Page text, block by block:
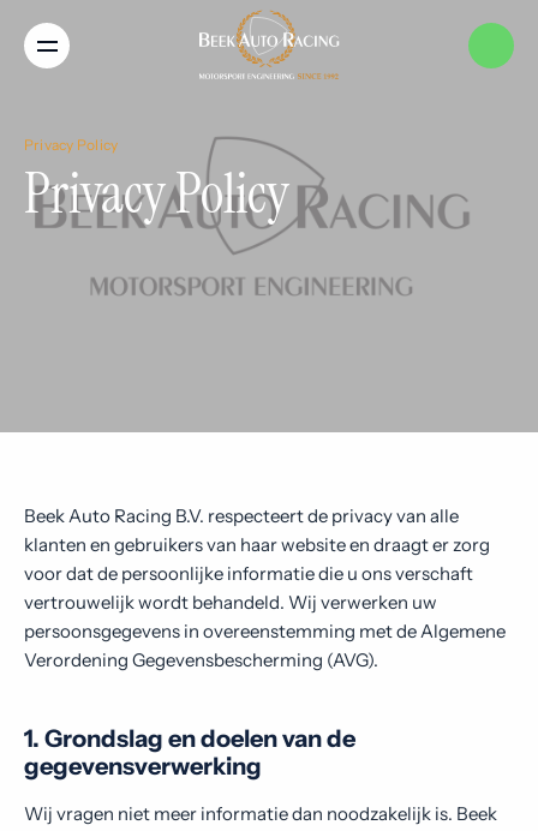
Menu
Home
Services
Contact
Privacy Policy
Privacy Policy
Beek Auto Racing B.V. respecteert de privacy van alle
klanten en gebruikers van haar website en draagt er zorg
voor dat de persoonlijke informatie die u ons verschaft
vertrouwelijk wordt behandeld. Wij verwerken uw
persoonsgegevens in overeenstemming met de Algemene
Verordening Gegevensbescherming (AVG).
1. Grondslag en doelen van de
gegevensverwerking
Wij vragen niet meer informatie dan noodzakelijk is. Beek